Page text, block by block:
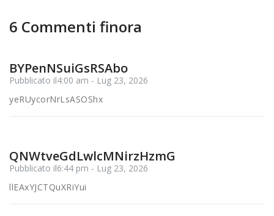
6 Commenti finora
BYPenNSuiGsRSAbo
Pubblicato il4:00 am - Lug 23, 2026
yeRUycorNrLsASOShx
QNWtveGdLwlcMNirzHzmG
Pubblicato il6:44 pm - Lug 23, 2026
llEAxYJCTQuXRiYui